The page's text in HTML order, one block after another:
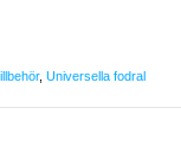
, Universella fodral